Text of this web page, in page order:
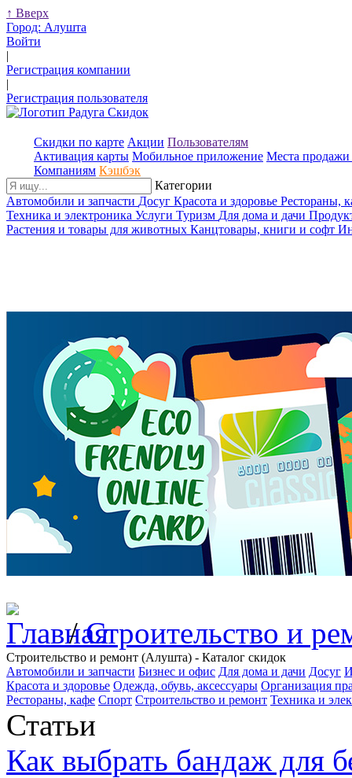
↑ Вверх
Город: Алушта
Войти
|
Регистрация компании
|
Регистрация пользователя
Скидки по карте Акции Пользователям
Активация карты Мобильное приложение Места продажи
Компаниям Кэшбэк
Категории
Автомобили и запчасти Досуг Красота и здоровье Рестораны,
Техника и электроника Услуги Туризм Для дома и дачи
Растения и товары для животных Канцтовары, книги и софт
/Строительство и
Строительство и ремонт (Алушта) - Каталог скидок
Автомобили и запчасти Бизнес и офис Для дома и дачи Досуг
Красота и здоровье Одежда, обувь, аксессуары Организация
Рестораны, кафе Спорт Строительство и ремонт Техника и
Статьи
Как выбрать бандаж для